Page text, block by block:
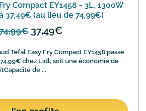
Fry Compact EY1458 - 3L, 1300W
37,49€ (au lieu de 74,99€)
37,49€
Tefal Easy Fry Compact EY1458 passe
chez Lidl, soit une économie de
de ...